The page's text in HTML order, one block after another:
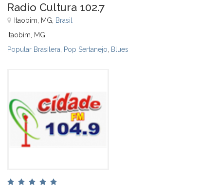
Radio Cultura 102.7
Itaobim, MG, Brasil
Itaobim, MG
Popular Brasilera Pop Sertanejo Blues